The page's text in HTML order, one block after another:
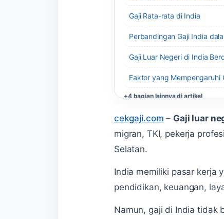
Gaji Rata-rata di India
Perbandingan Gaji India
Gaji Luar Negeri di India
Faktor yang Mempengaruhi
+4 bagian lainnya di artikel
cekgaji.com – Gaji luar
migran, TKI, pekerja
Selatan.
India memiliki pasar kerja
pendidikan, keuangan,
Namun, gaji di India tidak